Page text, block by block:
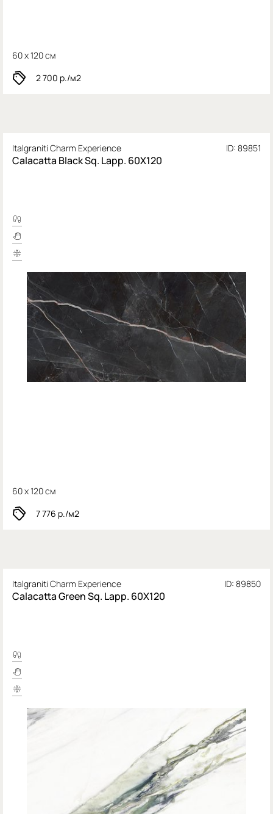
60 x 120 см
2 700 р./м2
Italgraniti Charm Experience ID: 89851
Calacatta Black Sq. Lapp. 60X120
60 x 120 см
7 776 р./м2
Italgraniti Charm Experience ID: 89850
Calacatta Green Sq. Lapp. 60X120